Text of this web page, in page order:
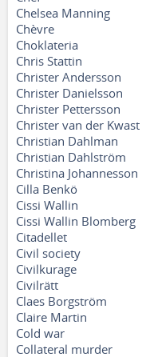
Chelsea Manning
Chèvre
Choklateria
Chris Stattin
Christer Andersson
Christer Danielsson
Christer Pettersson
Christer van der Kwast
Christian Dahlman
Christian Dahlström
Christina Johannesson
Cilla Benkö
Cissi Wallin
Cissi Wallin Blomberg
Citadellet
Civil society
Civilkurage
Civilrätt
Claes Borgström
Claire Martin
Cold war
Collateral murder